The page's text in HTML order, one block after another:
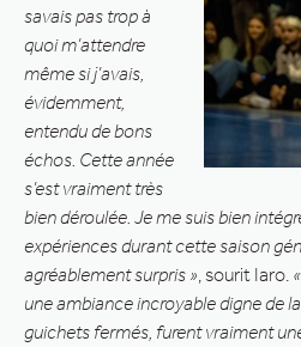
savais pas trop à
quoi m’attendre
même si j’avais,
évidemment,
entendu de bons
échos. Cette année
s’est vraiment très
bien déroulée. Je me suis bien
expériences durant cette saison
agréablement surpris » , sourit Iaro.
une ambiance incroyable digne de
guichets fermés, furent vraiment